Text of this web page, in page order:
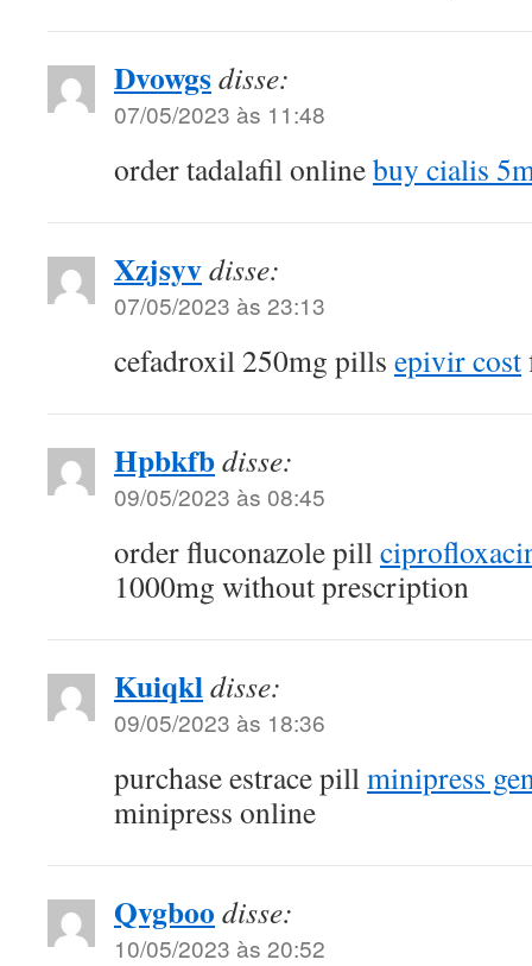
Dvowgsdisse:
07/05/2023 às 11:48
order tadalafil onlinebuy cialis
Xzjsyvdisse:
07/05/2023 às 23:13
cefadroxil 250mg pills epivir cost
Hpbkfbdisse:
09/05/2023 às 08:45
order fluconazole pill
1000mg without prescription
Kuiqkldisse:
09/05/2023 às 18:36
purchase estrace pillminipress
minipress online
Qvgboo disse:
10/05/2023 às 20:52